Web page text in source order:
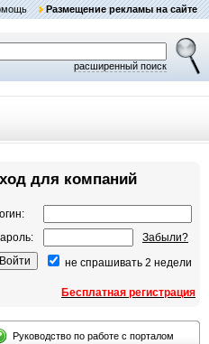
Размещение рекламы на сайте
расширенный поиск
для компаний
Забыли?
не спрашивать 2 недели
Бесплатная регистрация
Руководство по работе с порталом